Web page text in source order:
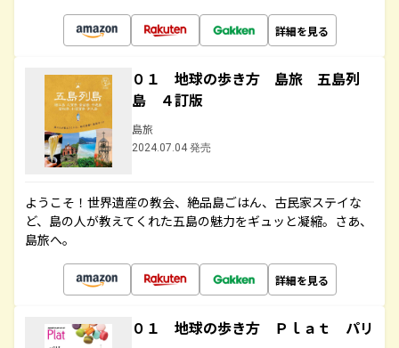
詳細を見る
０１ 地球の歩き方 島旅 五島列
島 ４訂版
島旅
2024.07.04 発売
ようこそ！世界遺産の教会、絶品島ごはん、古民家ステイな
ど、島の人が教えてくれた五島の魅力をギュッと凝縮。さあ、
島旅へ。
詳細を見る
０１ 地球の歩き方 Ｐｌａｔ パリ